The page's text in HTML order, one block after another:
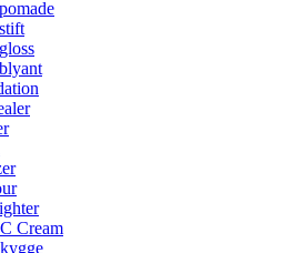
Cream